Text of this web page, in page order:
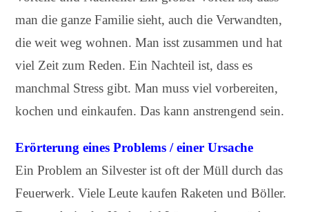
man die ganze Familie sieht, auch die Verwandten,
die weit weg wohnen. Man isst zusammen und hat
viel Zeit zum Reden. Ein Nachteil ist, dass es
manchmal Stress gibt. Man muss viel vorbereiten,
kochen und einkaufen. Das kann anstrengend sein.
Erörterung eines Problems / einer Ursache
Ein Problem an Silvester ist oft der Müll durch das
Feuerwerk. Viele Leute kaufen Raketen und Böller.